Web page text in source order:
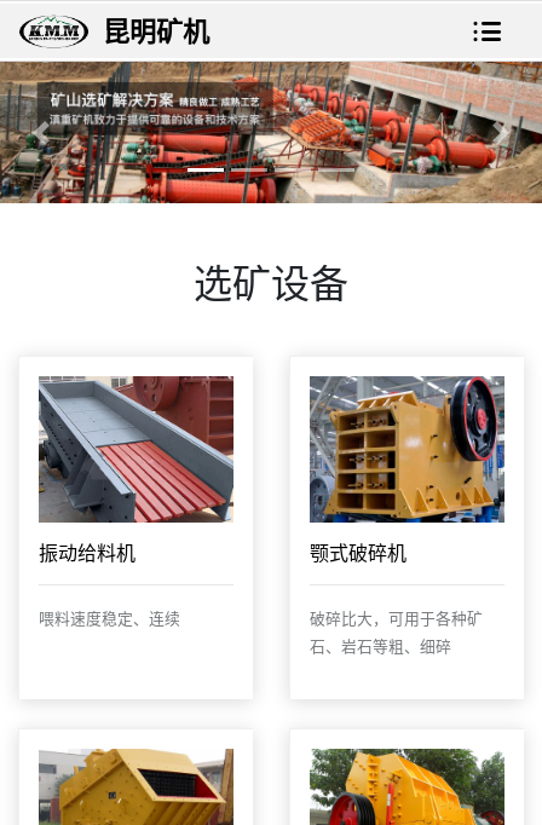
昆明矿机
上一张 下
选矿设备
振动给料机
喂料速度稳定、连续
颚式破碎机
破碎比大，可用于各种矿
石、岩石等粗、细碎